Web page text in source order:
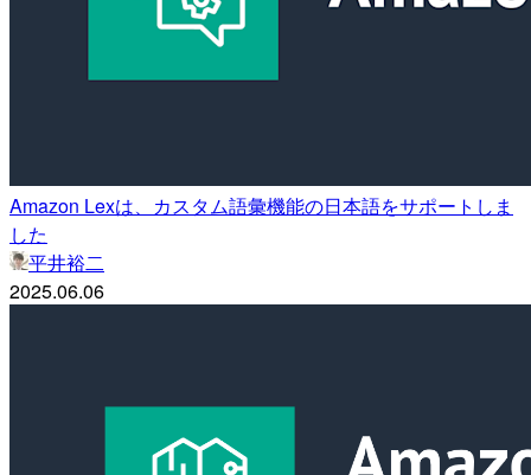
Amazon Lexは、カスタム語彙機能の日本語をサポートしま
した
平井裕二
2025.06.06